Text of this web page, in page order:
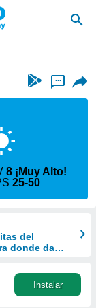
...
8 ¡Muy Alto!
25-50
del
donde da
Instalar